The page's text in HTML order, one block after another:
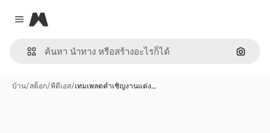
Close menu
Magnific
ค้นหา
บ้าน/สต็อก/พีดีเอส/เทมเพลตคำเชิญงานแต่ง…